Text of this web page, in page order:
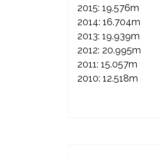
2015: 19.576m
2014: 16.704m
2013: 19.939m
2012: 20.995m
2011: 15.057m
2010: 12.518m